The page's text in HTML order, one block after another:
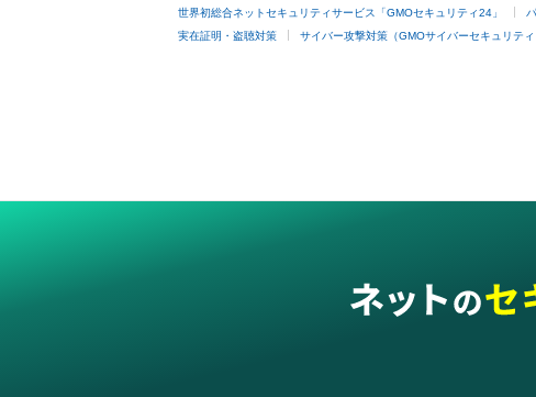
世界初総合ネットセキュリティサービス「GMOセキュリティ24」
実在証明・盗聴対策 サイバー攻撃対策（GMOサイバーセキュリティ